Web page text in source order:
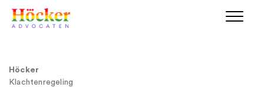
Höcker
Klachtenregeling